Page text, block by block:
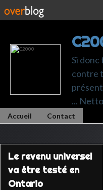
Si
contre
...
Accueil Contact
Le revenu universel
va être testé en
Ontario